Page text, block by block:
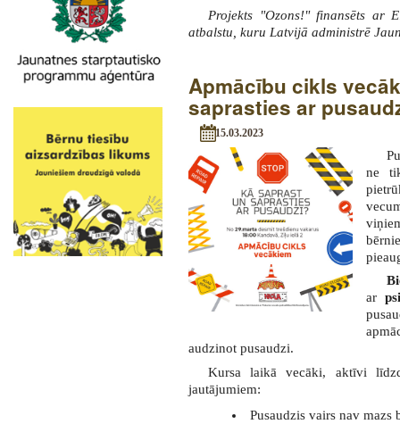
Projekts "Ozons!" finansēts ar
atbalstu, kuru Latvijā administrē
Apmācību cikls
saprasties ar
15.03.2023
ne
ar
audzinot pusaudzi.
Kursa laikā vecāki, aktīvi
jautājumiem:
Pusaudzis vairs nav mazs